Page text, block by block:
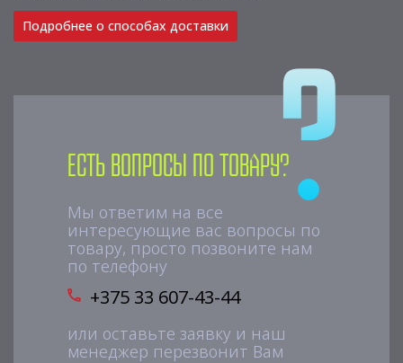
Подробнее о способах доставки
Есть вопросы по товару?
Мы ответим на все
интересующие вас вопросы по
товару, просто позвоните нам
по телефону
+375 33 607-43-44
или оставьте заявку и наш
менеджер перезвонит Вам